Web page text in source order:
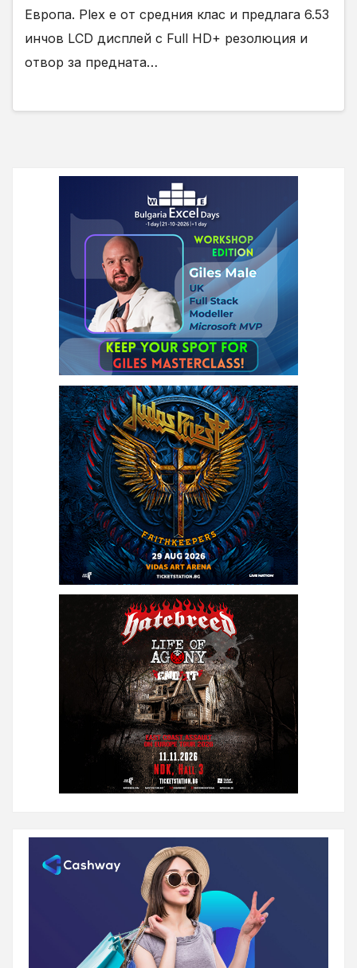
Европа. Plex е от средния клас и предлага 6.53
инчов LCD дисплей с Full HD+ резолюция и
отвор за предната…